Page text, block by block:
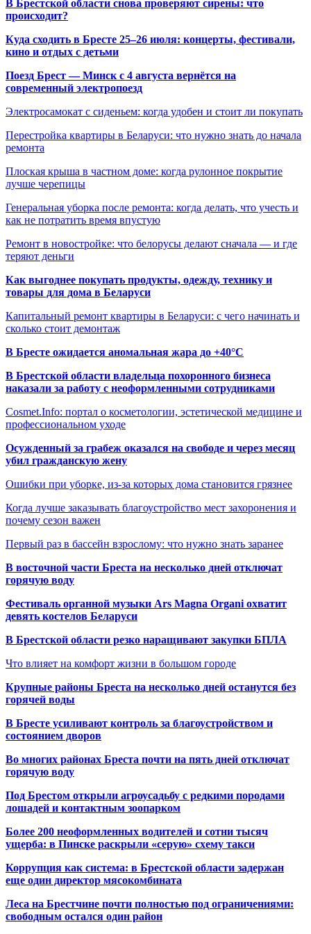
В Брестской области снова проверяют сирены: что
происходит?
Куда сходить в Бресте 25–26 июля: концерты, фестивали,
кино и отдых с детьми
Поезд Брест — Минск с 4 августа вернётся на
современный электропоезд
Электросамокат с сиденьем: когда удобен и стоит ли покупать
Перестройка квартиры в Беларуси: что нужно знать до начала
ремонта
Плоская крыша в частном доме: когда рулонное покрытие
лучше черепицы
Генеральная уборка после ремонта: когда делать, что учесть и
как не потратить время впустую
Ремонт в новостройке: что белорусы делают сначала — и где
теряют деньги
Как выгоднее покупать продукты, одежду, технику и
товары для дома в Беларуси
Капитальный ремонт квартиры в Беларуси: с чего начинать и
сколько стоит демонтаж
В Бресте ожидается аномальная жара до +40°C
В Брестской области владельца похоронного бизнеса
наказали за работу с неоформленными сотрудниками
Cosmet.Info: портал о косметологии, эстетической медицине и
профессиональном уходе
Осужденный за грабеж оказался на свободе и через месяц
убил гражданскую жену
Ошибки при уборке, из-за которых дома становится грязнее
Когда лучше заказывать благоустройство мест захоронения и
почему сезон важен
Первый раз в бассейн взрослому: что нужно знать заранее
В восточной части Бреста на несколько дней отключат
горячую воду
Фестиваль органной музыки Ars Magna Organi охватит
девять костелов Беларуси
В Брестской области резко наращивают закупки БПЛА
Что влияет на комфорт жизни в большом городе
Крупные районы Бреста на несколько дней останутся без
горячей воды
В Бресте усиливают контроль за благоустройством и
состоянием дворов
Во многих районах Бреста почти на пять дней отключат
горячую воду
Под Брестом открыли агроусадьбу с редкими породами
лошадей и контактным зоопарком
Более 200 неоформленных водителей и сотни тысяч
ущерба: в Пинске раскрыли «серую» схему такси
Коррупция как система: в Брестской области задержан
еще один директор мясокомбината
Леса на Брестчине почти полностью под ограничениями:
свободным остался один район